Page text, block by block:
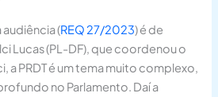
(REQ 27/2023) é de
Lucas (PL-DF), que coordenou o
a PRDT é um tema muito complexo,
no Parlamento. Daí a